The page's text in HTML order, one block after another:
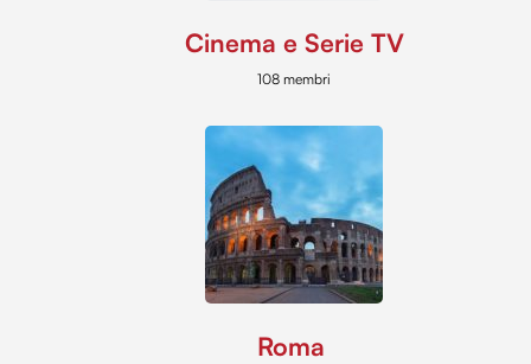
Cinema e Serie TV
108 membri
Roma